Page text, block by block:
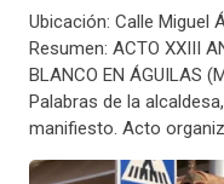
Ubicación: Calle Miguel
Resumen: ACTO XXIII
BLANCO EN ÁGUILAS
Palabras de la
manifiesto. Acto